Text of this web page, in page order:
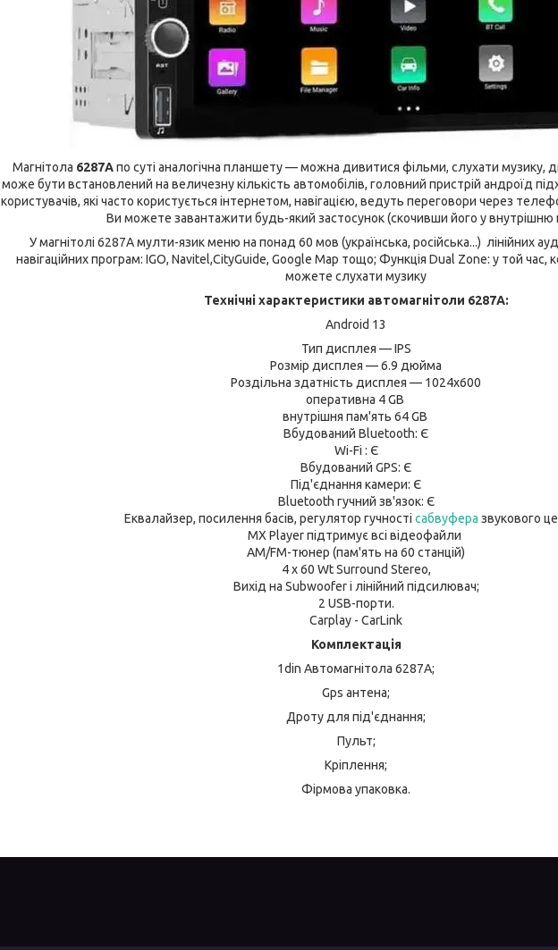
Магнітола 6287Aпо суті аналогічна планшету — можна дивитися фільми, слухати музику,
може бути встановлений на величезну кількість автомобілів, головний пристрій андроїд
користувачів, які часто користується інтернетом, навігацією, ведуть переговори через
Ви можете завантажити будь-який застосунок (скочивши його у внутрішню
У магнітолі 6287A мулти-язик меню на понад 60 мов (українська, російська...) лінійних
навігаційних програм: IGO, Navitel,CityGuide, Google Map тощо; Функція Dual Zone: у той час,
можете слухати музику
Технічні характеристики автомагнітоли 6287A:
Android 13
Тип дисплея — IPS
Розмір дисплея — 6.9 дюйма
Роздільна здатність дисплея — 1024х600
оперативна 4 GB
внутрішня пам'ять 64 GB
Вбудований Bluetooth: Є
Wi-Fi : Є
Вбудований GPS: Є
Під'єднання камери: Є
Bluetooth гучний зв'язок: Є
Еквалайзер, посилення басів, регулятор гучності сабвуфера звукового
MX Player підтримує всі відеофайли
AM/FM-тюнер (пам'ять на 60 станцій)
4 х 60 Wt Surround Stereo,
Вихід на Subwoofer і лінійний підсилювач;
2 USB-порти.
Carplay - CarLink
Комплектація
1din Автомагнітола 6287A;
Gps антена;
Дроту для під'єднання;
Пульт;
Кріплення;
Фірмова упаковка.